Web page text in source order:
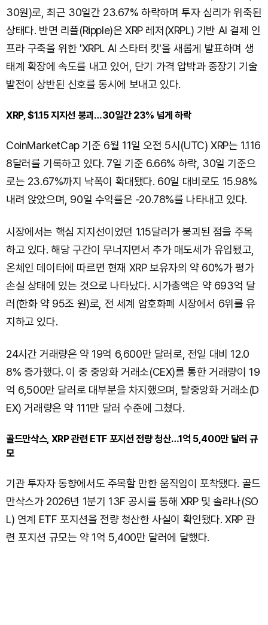
30원)로, 최근 30일간 23.67% 하락하며 투자 심리가 위축된
상태다. 반면 리플(Ripple)은 XRP 레저(XRPL) 기반 AI 결제 인
프라 구축을 위한 'XRPL AI 스타터 킷'을 새롭게 발표하며 생
태계 확장에 속도를 내고 있어, 단기 가격 압박과 중장기 기술
발전이 상반된 신호를 동시에 보내고 있다.
XRP, $1.15 지지선 붕괴…30일간 23% 넘게 하락
CoinMarketCap 기준 6월 11일 오전 5시(UTC) XRP는 1.116
8달러를 기록하고 있다. 7일 기준 6.66% 하락, 30일 기준으
로는 23.67%까지 낙폭이 확대됐다. 60일 대비로도 15.98%
내려 앉았으며, 90일 수익률은 -20.78%를 나타내고 있다.
시장에서는 핵심 지지선이었던 1.15달러가 붕괴된 점을 주목
하고 있다. 해당 구간이 무너지면서 추가 매도세가 유입됐고,
온체인 데이터에 따르면 현재 XRP 보유자의 약 60%가 평가
손실 상태에 있는 것으로 나타났다. 시가총액은 약 693억 달
러(한화 약 95조 원)로, 전 세계 암호화폐 시장에서 6위를 유
지하고 있다.
24시간 거래량은 약 19억 6,600만 달러로, 전일 대비 12.0
8% 증가했다. 이 중 중앙화 거래소(CEX)를 통한 거래량이 19
억 6,500만 달러로 대부분을 차지했으며, 탈중앙화 거래소(D
EX) 거래량은 약 111만 달러 수준에 그쳤다.
골드만삭스, XRP 관련 ETF 포지션 전량 청산…1억 5,400만 달러 규
모
기관 투자자 동향에서도 주목할 만한 움직임이 포착됐다. 골드
만삭스가 2026년 1분기 13F 공시를 통해 XRP 및 솔라나(SO
L) 연계 ETF 포지션을 전량 청산한 사실이 확인됐다. XRP 관
련 포지션 규모는 약 1억 5,400만 달러에 달했다.